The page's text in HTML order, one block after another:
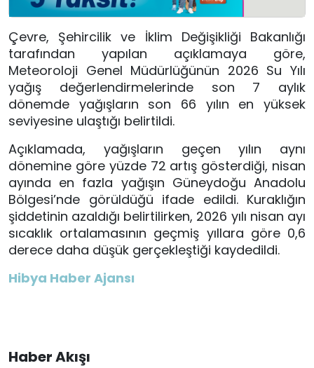
Çevre, Şehircilik ve İklim Değişikliği Bakanlığı
tarafından yapılan açıklamaya göre,
Meteoroloji Genel Müdürlüğünün 2026 Su Yılı
yağış değerlendirmelerinde son 7 aylık
dönemde yağışların son 66 yılın en yüksek
seviyesine ulaştığı belirtildi.
Açıklamada, yağışların geçen yılın aynı
dönemine göre yüzde 72 artış gösterdiği, nisan
ayında en fazla yağışın Güneydoğu Anadolu
Bölgesi’nde görüldüğü ifade edildi. Kuraklığın
şiddetinin azaldığı belirtilirken, 2026 yılı nisan ayı
sıcaklık ortalamasının geçmiş yıllara göre 0,6
derece daha düşük gerçekleştiği kaydedildi.
Hibya Haber Ajansı
Haber Akışı